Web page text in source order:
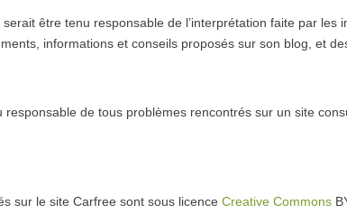
serait être tenu responsable de l’interprétation faite par les
informations et conseils proposés sur son blog, et
de tous problèmes rencontrés sur un site
sur le site Carfree sont sous licence Creative Commons